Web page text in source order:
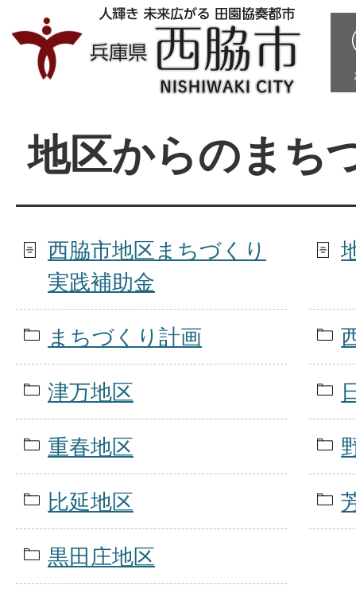
地区からのまち
西脇市地区まちづくり
実践補助金
まちづくり計画
津万地区
重春地区
比延地区
黒田庄地区